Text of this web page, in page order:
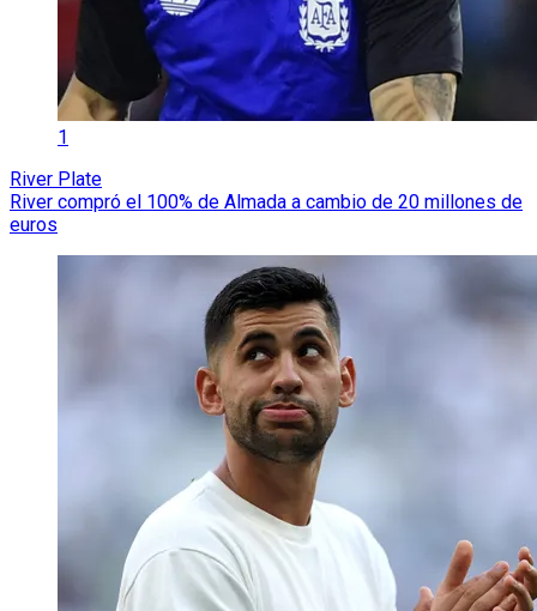
1
River Plate
River compró el 100% de Almada a cambio de 20 millones de
euros